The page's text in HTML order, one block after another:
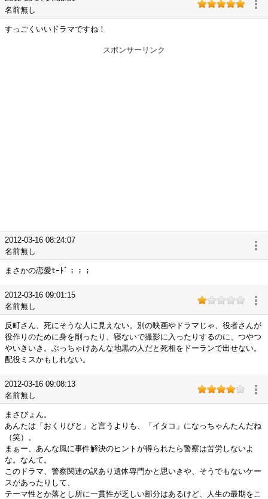
名前無し
すっごくいいドラマですね！
スポンサーリンク
2012-03-16 08:24:07
名前無し
まさかの恋愛ﾓｰﾄﾞ；；；
2012-03-16 09:01:15
名前無し
反町さん、死にそうな人に見えない。別の映画やドラマじゃ、役者さんが
役作りのために身を削ったり、寝ないで撮影に入ったりするのに、つやつ
やいきいき。ぶっちゃけあんな地黒の人だと死相をドーランで出せない。
配役ミスかもしれない。
2012-03-16 09:08:13
名前無し
まさぴょん。
あんたは「おくりびと」と言うよりも、「イタコ」になっちゃんたんだね
（笑）。
まぁー、あんな風に事件解決のヒントが得られたら警察は苦労しないよ
な。なんて。
このドラマ、警察関連の訳あり遺体専門かと思いきや、そうでもないケー
スがあったりして、
テーマ性とか落とし所に一貫性が乏しい部分はあるけど、人生の最期をこ